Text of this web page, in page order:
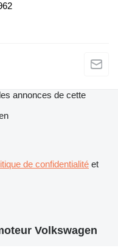
annonces de cette
de confidentialité et
Volkswagen